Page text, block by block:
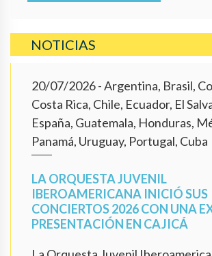
NOTICIAS
20/07/2026- Argentina, Brasil,
Costa Rica, Chile, Ecuador, El
España, Guatemala, Honduras,
Panamá, Uruguay, Portugal, Cuba
LA ORQUESTA JUVENIL
IBEROAMERICANA INICIÓ SUS
CONCIERTOS 2026 CON UNA
PRESENTACIÓN EN CAJICÁ